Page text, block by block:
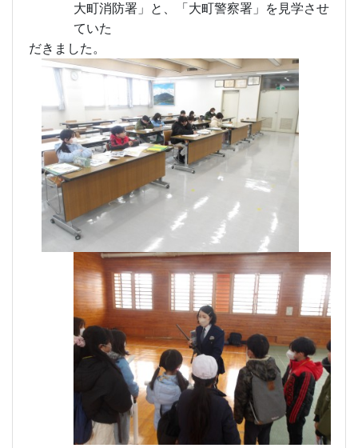
大町消防署」と、「大町警察署」を見学させ
ていた
だきました。